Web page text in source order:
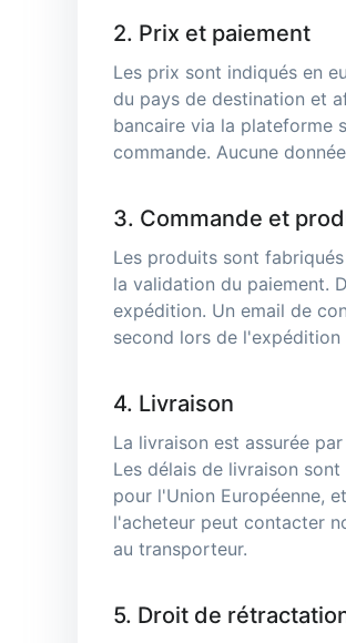
2. Prix et paiement
Les prix sont indiqués en
du pays de destination et
bancaire via la plateforme
commande. Aucune
3. Commande et
Les produits sont
la validation du paiement.
expédition. Un email de
second lors de
4. Livraison
La livraison est assurée
Les délais de livraison
pour l'Union Européenne,
l'acheteur peut contacter
au transporteur.
5. Droit de